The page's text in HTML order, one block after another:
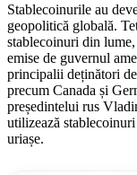
Stablecoinurile au
geopolitică globală.
stablecoinuri din
emise de guvernul
principalii deținători
precum Canada și
președintelui rus
utilizează
uriașe.